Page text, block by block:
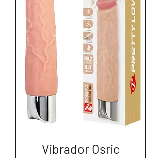
Vibrador Osric